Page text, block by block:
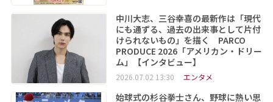
中川大志、三谷幸喜の最新作は「現代
にも通ずる、過去の出来事として片付
けられないもの」を描く PARCO
PRODUCE 2026「アメリカン・ドリー
ム」【インタビュー】
2026.07.02 13:30 エンタメ
始球式の杉谷拳士さん、野球に熱い思